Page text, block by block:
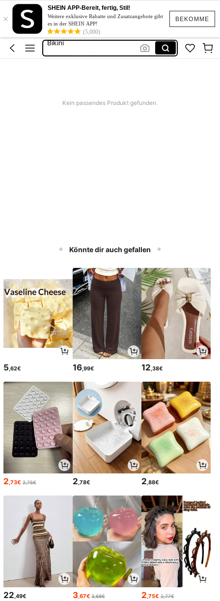
BEKOMME
×
SHEIN APP-Bereit, fertig, Stil!
Weitere exklusive Rabatte und Zusatzangebote gibt
es in der SHEIN APP!
(5,000)
Kleid Weiß Sommer
Kurze Kleider Sommer
Bikini
Kleid Baumwolle
Kein passendes Produkt gefunden.
Könnte dir auch gefallen
5 ,62€ 16,99€ 12 ,38€
2,73€ 2,75€ 2,78€ 2,88€
22,49€ 3,67€ 3,68€ 2,75€ 2,77€